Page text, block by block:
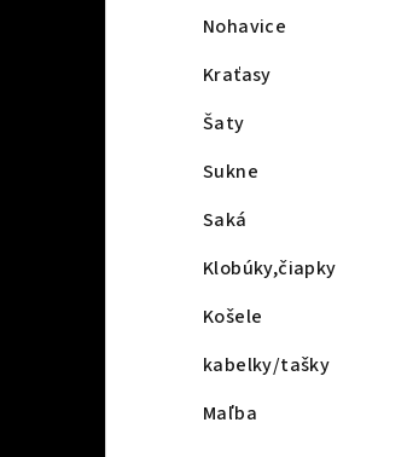
Nohavice
Kraťasy
Šaty
Sukne
Saká
Klobúky,čiapky
Košele
kabelky/tašky
Maľba